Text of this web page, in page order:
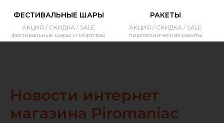
ФЕСТИВАЛЬНЫЕ ШАРЫ
АКЦИЯ / СКИДКА / SALE
фестивальные шары и мортиры
РАКЕТЫ
АКЦИЯ / СКИДКА / SALE
пиротехнические ракеты
Новости интернет
магазина Piromaniac